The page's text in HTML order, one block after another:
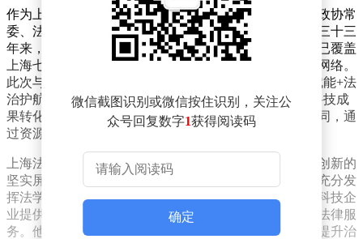
作为上海市科技企业联合会会长，章毅同时担任上海市政协常
委、法制委副主任等多个职务。他表示，该联合会成立三十三
年来，始终致力于推动创新成果转化和产业升级，目前已覆盖
上海七大战略性新兴产业，形成了覆盖全产业链的协同网络。
此次与上海法学家企业家联谊会的合作，将围绕“科技赋能+法
治护航”的双轮驱动模式展开，重点在知识产权保护、科技成
果转化合规以及科技企业国际化法律支持等领域深化协同，通
过资源整合和优势互补，为科技企业筑牢法治根基。
上海法学家企业家联谊会会长刘晓云指出，法治是科技创新的
坚实屏障，也是优化营商环境的核心要素。该联谊会将充分发
挥法学研究、法律实践与商业智慧的跨界融合优势，为科技企
业提供覆盖技术研发、成果交易、市场应用等全周期的法律服
务。他强调，此次合作将有效帮助科技企业防范风险、提升治
微信截图识别或微信按住识别，关注公
众号回复数字1获得阅读码
确定